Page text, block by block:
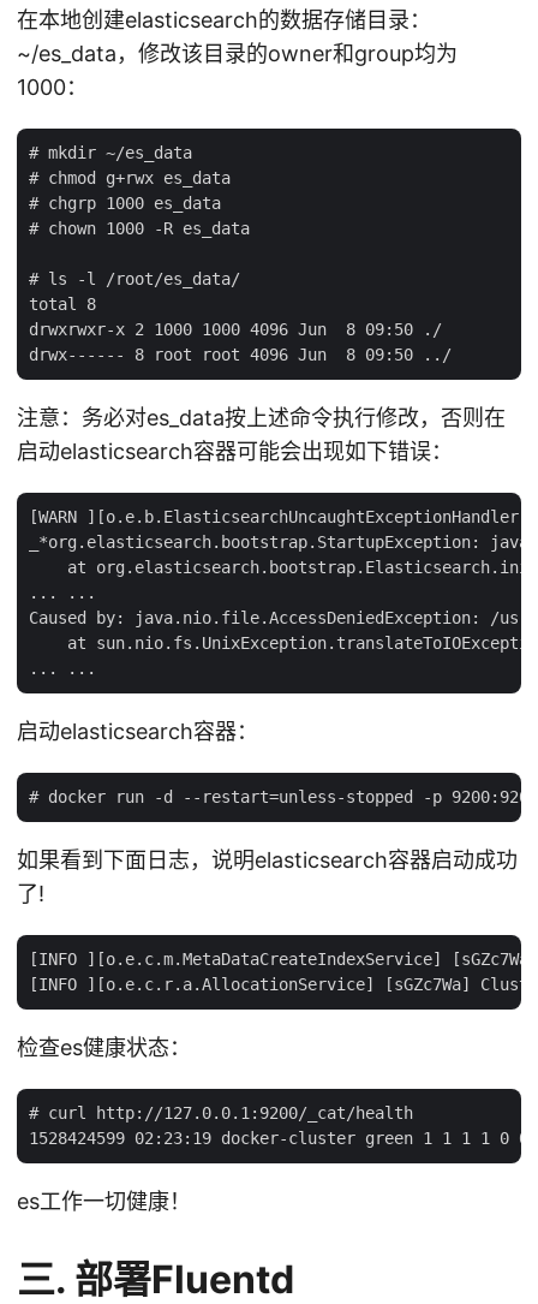
在本地创建elasticsearch的数据存储目录：
~/es_data，修改该目录的owner和group均为
1000：
# mkdir ~/es_data
# chmod g+rwx es_data
# chgrp 1000 es_data
# chown 1000 -R es_data
# ls -l /root/es_data/
total 8
drwxrwxr-x 2 1000 1000 4096 Jun  8 09:50 ./
注意：务必对es_data按上述命令执行修改，否则在
启动elasticsearch容器可能会出现如下错误：
[WARN
_*org.elasticsearch.bootstrap.StartupException:
at
... ...
Caused by: java.nio.file.AccessDeniedException: /
at
启动elasticsearch容器：
如果看到下面日志，说明elasticsearch容器启动成功
了!
[INFO ][o.e.c.m.MetaDataCreateIndexService]
检查es健康状态：
# curl http://127.0.0.1:9200/_cat/health
es工作一切健康！
三. 部署Fluentd